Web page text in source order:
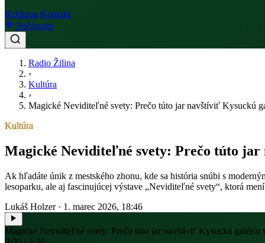
Reklama Kontakt
Počúvajte
Radio Žilina
›
Kultúra
›
Magické Neviditeľné svety: Prečo túto jar navštíviť Kysuckú
Kultúra
Magické Neviditeľné svety: Prečo túto
Ak hľadáte únik z mestského zhonu, kde sa história snúbi s
lesoparku, ale aj fascinujúcej výstave „Neviditeľné svety“, ktorá
Lukáš Holzer · 1. marec 2026, 18:46
Magické Neviditeľné svety: Prečo túto jar navštíviť Kysuckú galériu